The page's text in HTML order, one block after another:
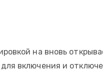
на вновь
включения и